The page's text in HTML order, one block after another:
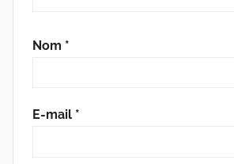
Nom *
E-mail *